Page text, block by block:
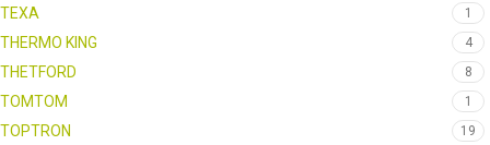
TEXA 1
THERMO KING 4
THETFORD 8
TOMTOM 1
TOPTRON 19